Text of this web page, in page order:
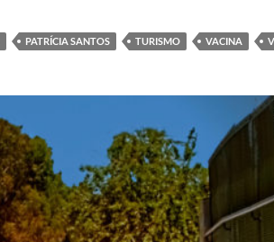
PATRÍCIA SANTOS TURISMO VACINA